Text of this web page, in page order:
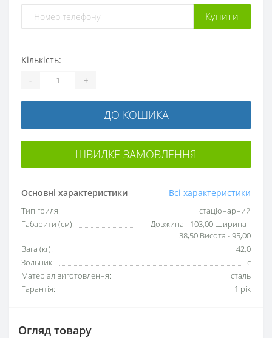
Купити
Основні характеристики Всі характеристики
Тип гриля:
стаціонарний
Габарити (см):
Довжина - 103,00 Ширина -
38,50 Висота - 95,00
Вага (кг):
42,0
Зольник:
є
Матеріал виготовлення:
сталь
Гарантія:
1 рік
Кількість:
- +
ДО КОШИКА
ШВИДКЕ ЗАМОВЛЕННЯ
Огляд товару